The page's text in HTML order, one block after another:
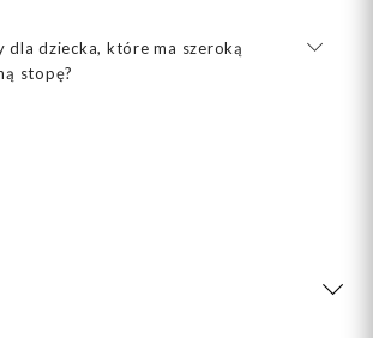
dla dziecka, które ma szeroką
stopę?